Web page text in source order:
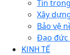
Tin
Xây
Bảo vệ
Đạo đức
KINH TẾ